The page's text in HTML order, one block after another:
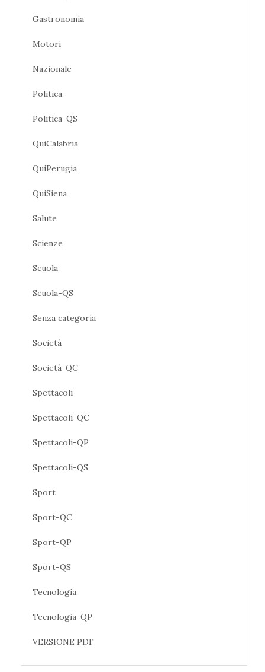
Gastronomia
Motori
Nazionale
Politica
Politica-QS
QuiCalabria
QuiPerugia
QuiSiena
Salute
Scienze
Scuola
Scuola-QS
Senza categoria
Società
Società-QC
Spettacoli
Spettacoli-QC
Spettacoli-QP
Spettacoli-QS
Sport
Sport-QC
Sport-QP
Sport-QS
Tecnologia
Tecnologia-QP
VERSIONE PDF